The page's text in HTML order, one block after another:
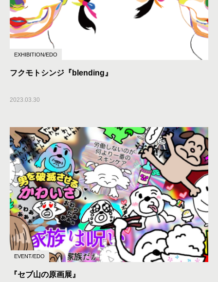
EXHIBITION/EDO
フクモトシンジ『blending』
2023.03.30
EVENT/EDO
『セブ山の原画展』